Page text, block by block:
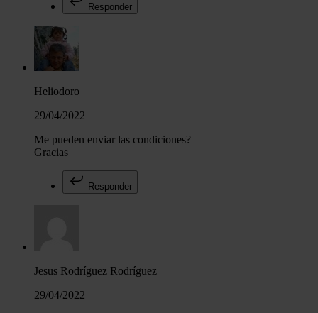
Responder
Heliodoro
29/04/2022
Me pueden enviar las condiciones?
Gracias
Responder
Jesus Rodríguez Rodríguez
29/04/2022